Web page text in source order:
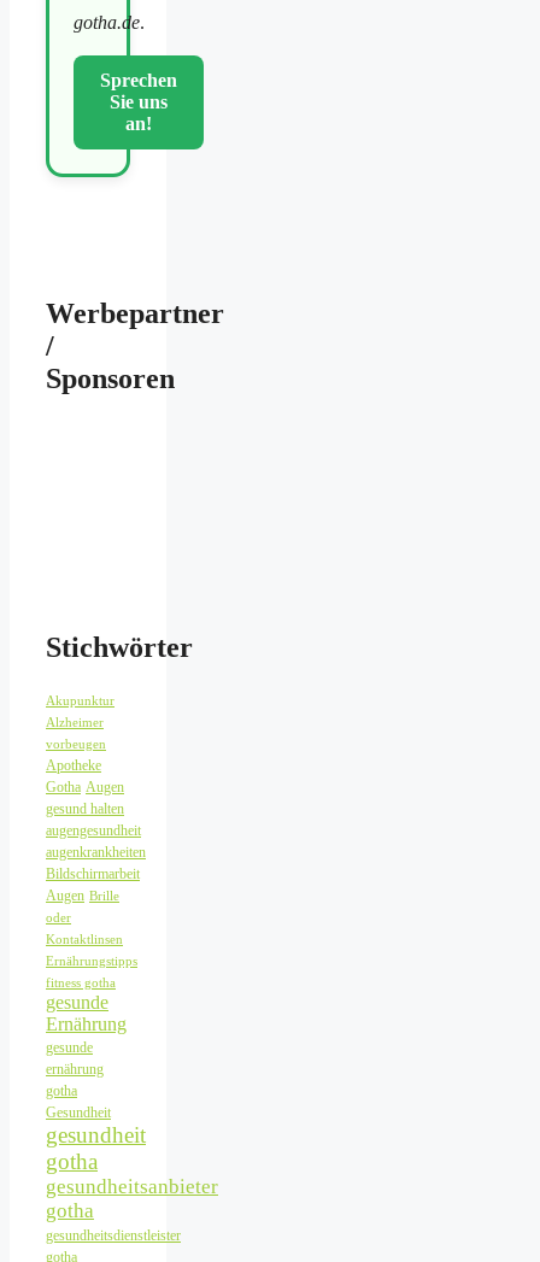
gotha.de.
Sprechen
Sie uns
an!
Werbepartner
/
Sponsoren
Stichwörter
Akupunktur
Alzheimer
vorbeugen
Apotheke
Gotha Augen
gesund halten
augengesundheit
augenkrankheiten
Bildschirmarbeit
Augen Brille
oder
Kontaktlinsen
Ernährungstipps
fitness gotha
gesunde
Ernährung
gesunde
ernährung
gotha
Gesundheit
gesundheit
gotha
gesundheitsanbieter
gotha
gesundheitsdienstleister
gotha